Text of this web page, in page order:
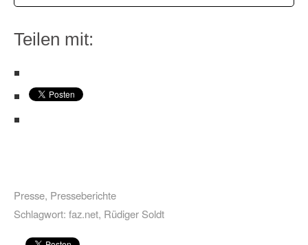
Teilen mit:
Presse, Presseberichte
Schlagwort: faz.net, Rüdiger Soldt